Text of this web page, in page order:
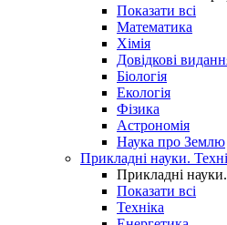
Показати всі
Математика
Хімія
Довідкові
Біологія
Екологія
Фізика
Астрономія
Наука про Землю
Прикладні науки.
Прикладні
Показати всі
Техніка